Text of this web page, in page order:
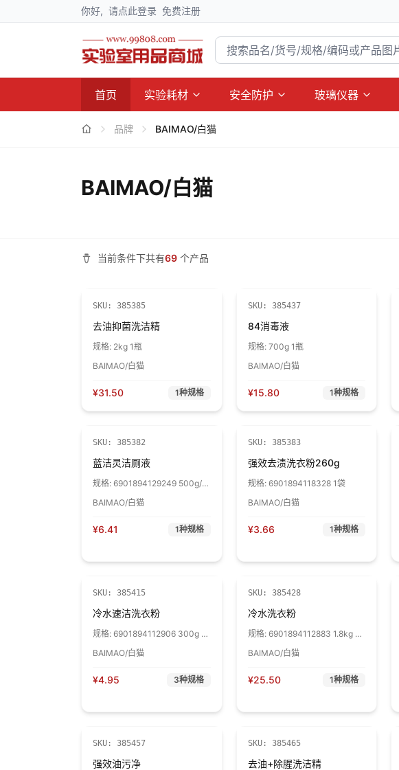
你好, 请点此登录 免费注册
首页 实验耗材 安全防护 玻璃仪器
品牌 BAIMAO/白猫
BAIMAO/白猫
当前条件下共有69 个产品
SKU: 385385
去油抑菌洗洁精
规格: 2kg 1瓶
BAIMAO/白猫
¥31.50 1种规格
SKU: 385437
84消毒液
规格: 700g 1瓶
BAIMAO/白猫
¥15.80 1种规格
SKU: 385382
蓝洁灵洁厕液
规格: 6901894129249 500g/瓶
BAIMAO/白猫
¥6.41 1种规格
SKU: 385383
强效去渍洗衣粉260g
规格: 6901894118328 1袋
BAIMAO/白猫
¥3.66 1种规格
SKU: 385415
冷水速洁洗衣粉
规格: 6901894112906 300g 1
BAIMAO/白猫
¥4.95 3种规格
SKU: 385428
冷水洗衣粉
规格: 6901894112883 1.8kg 1
BAIMAO/白猫
¥25.50 1种规格
SKU: 385457
强效油污净
SKU: 385465
去油+除腥洗洁精